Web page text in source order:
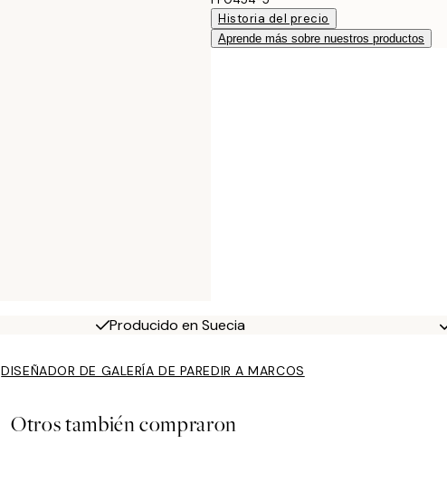
Historia del precio
Aprende más sobre nuestros productos
Producido en Suecia
DISEÑADOR DE GALERÍA DE PAREDIR A MARCOS
Otros también compraron